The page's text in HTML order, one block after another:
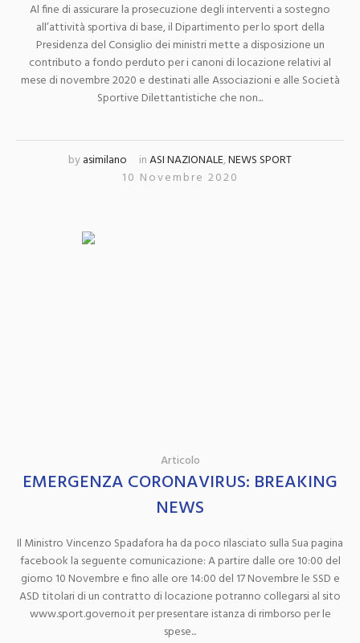
Al fine di assicurare la prosecuzione degli interventi a sostegno
all’attività sportiva di base, il Dipartimento per lo sport della
Presidenza del Consiglio dei ministri mette a disposizione un
contributo a fondo perduto per i canoni di locazione relativi al
mese di novembre 2020 e destinati alle Associazioni e alle Società
Sportive Dilettantistiche che non...
byasimilano inASI NAZIONALE,NEWS SPORT
10 Novembre 2020
Articolo
EMERGENZA CORONAVIRUS: BREAKING
NEWS
Il Ministro Vincenzo Spadafora ha da poco rilasciato sulla Sua pagina
facebook la seguente comunicazione: A partire dalle ore 10:00 del
giorno 10 Novembre e fino alle ore 14:00 del 17 Novembre le SSD e
ASD titolari di un contratto di locazione potranno collegarsi al sito
www.sport.governo.it per presentare istanza di rimborso per le
spese...